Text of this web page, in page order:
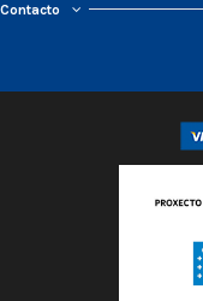
Contacto